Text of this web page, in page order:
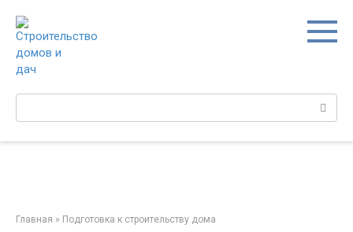
контенту
Главная » Подготовка к строительству дома